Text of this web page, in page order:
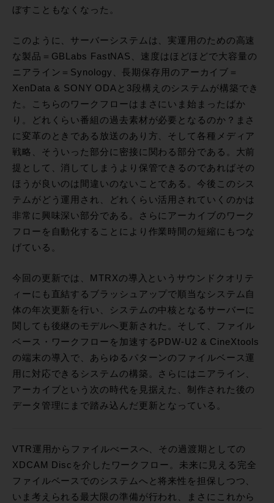
ぼすこともなくなった。
このように、サーバーシステムは、実運用のための高速
な製品＝GBLabs FastNAS、速度はほどほどで大容量の
ニアライン＝Synology、長期保存用のアーカイブ＝
XenData & SONY ODAと3段構えのシステムが構築でき
た。こちらのワークフローはまさにいま始まったばか
り。どれくらい番組の過去素材が必要となるのか？まさ
に変革のときである放送のあり方、そして各種メディア
戦略、そういった部分に密接に関わる部分である。大前
提として、消してしまうより保管できるのであればその
ほうが良いのは間違いのないことである。今後このシス
テムがどう運用され、どれくらい活用されていくのかは
非常に興味深い部分である。さらにアーカイブのワーク
フローを自動化することにより作業時間の短縮にもつな
げている。
今回の更新では、MTRXの導入というサウンドクオリテ
ィーにも直結するブラッシュアップで順当なシステム自
体の年次更新を行い、システムの中核となるサーバーに
関しても後継のモデルへ更新された。そして、ファイル
ベース・ワークフローを加速するPDW-U2 & CineXtools
の端末の導入で、あらゆるパターンのファイルベース運
用に対応できるシステムの構築。さらにはニアライン、
アーカイブという次の時代を見据えた、制作された後の
データ管理にまで踏み込んだ更新となっている。
VTR運用からファイルべースへ、その過渡期としての
XDCAM Discを介したワークフロー。未来に見える完全
ファイルベースでのシステムへと将来性を担保しつつ、
いま考えられる最大限の準備が行われ、まさにこれから